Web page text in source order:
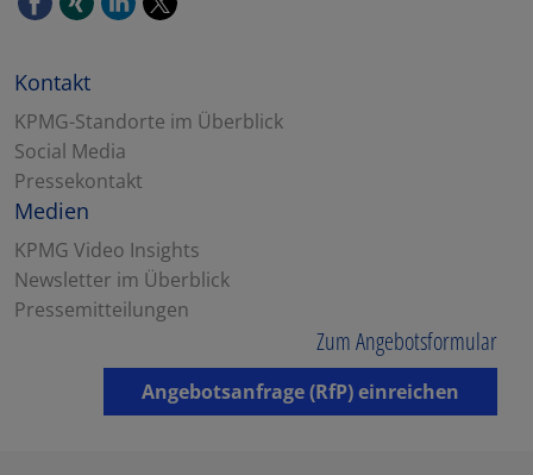
Kontakt
KPMG-Standorte im Überblick
Social Media
Pressekontakt
Medien
KPMG Video Insights
Newsletter im Überblick
Pressemitteilungen
Zum Angebotsformular
Angebotsanfrage (RfP) einreichen